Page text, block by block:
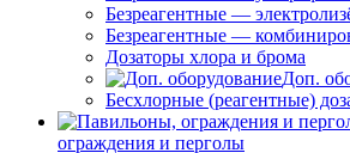
Безреагентные —
Безреагентные —
Дозаторы хлора и брома
Доп.
Бесхлорные (реагентные)
ограждения и перголы